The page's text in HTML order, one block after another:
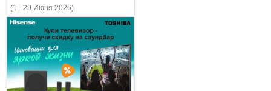
(1 - 29 Июня 2026)